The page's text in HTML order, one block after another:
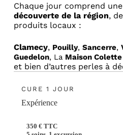
Chaque jour comprend une
découvertede la région,
produits locaux :
Clamecy, Pouilly, Sancerre,
Guedelon, La Maison Colette
et bien d’autres perles à
CURE 1 JOUR
Expérience
350 € TTC